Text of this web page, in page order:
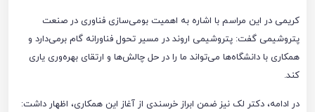
کریمی در این مراسم با اشاره به اهمیت بومی‌سازی فناوری در صنعت
پتروشیمی گفت: پتروشیمی اروند در مسیر تحول فناورانه گام برمی‌دارد و
همکاری با دانشگاه‌ها می‌تواند ما را در حل چالش‌ها و ارتقای بهره‌وری یاری
کند.
در ادامه، دکتر لک نیز ضمن ابراز خرسندی از آغاز این همکاری، اظهار داشت: